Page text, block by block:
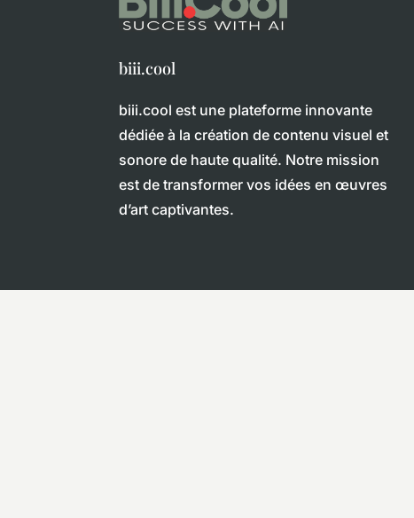
biii.cool
biii.cool est une plateforme innovante
dédiée à la création de contenu visuel et
sonore de haute qualité. Notre mission
est de transformer vos idées en œuvres
d’art captivantes.